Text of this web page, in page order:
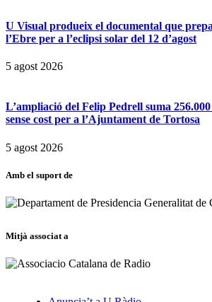
U Visual produeix el documental que
l’Ebre per a l’eclipsi solar del 12 d’agost
5 agost 2026
L’ampliació del Felip Pedrell suma
sense cost per a l’Ajuntament de Tortosa
5 agost 2026
Amb el suport de
Mitjà associat a